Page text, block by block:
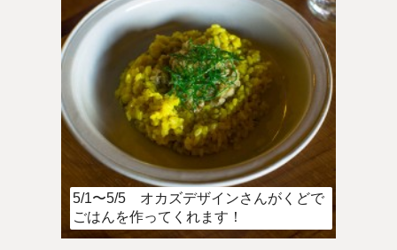
5/1〜5/5 オカズデザインさんがくどで
ごはんを作ってくれます！